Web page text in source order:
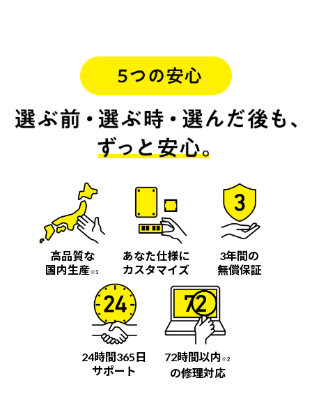
高品質な
国内生産※1
あなた仕様に
カスタマイズ
3年間の
無償保証
24時間365日
サポート
72時間以内 ※2
の修理対応